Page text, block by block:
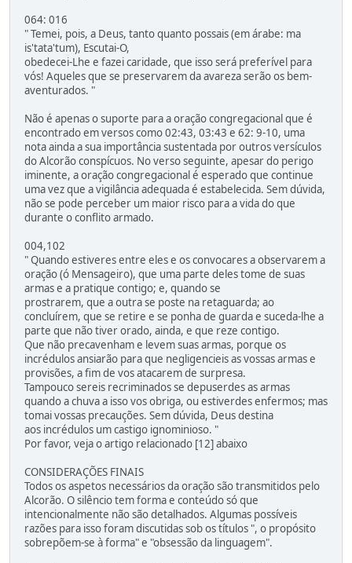
064: 016
" Temei, pois, a Deus, tanto quanto possais (em árabe: ma
is'tata'tum), Escutai-O,
obedecei-Lhe e fazei caridade, que isso será preferível para
vós! Aqueles que se preservarem da avareza serão os bem-
aventurados. "
Não é apenas o suporte para a oração congregacional que é
encontrado em versos como 02:43, 03:43 e 62: 9-10, uma
nota ainda a sua importância sustentada por outros versículos
do Alcorão conspícuos. No verso seguinte, apesar do perigo
iminente, a oração congregacional é esperado que continue
uma vez que a vigilância adequada é estabelecida. Sem dúvida,
não se pode perceber um maior risco para a vida do que
durante o conflito armado.
004,102
" Quando estiveres entre eles e os convocares a observarem a
oração (ó Mensageiro), que uma parte deles tome de suas
armas e a pratique contigo; e, quando se
prostrarem, que a outra se poste na retaguarda; ao
concluírem, que se retire e se ponha de guarda e suceda-lhe a
parte que não tiver orado, ainda, e que reze contigo.
Que não precavenham e levem suas armas, porque os
incrédulos ansiarão para que negligencieis as vossas armas e
provisões, a fim de vos atacarem de surpresa.
Tampouco sereis recriminados se depuserdes as armas
quando a chuva a isso vos obriga, ou estiverdes enfermos; mas
tomai vossas precauções. Sem dúvida, Deus destina
aos incrédulos um castigo ignominioso. "
Por favor, veja o artigo relacionado [12] abaixo
CONSIDERAÇÕES FINAIS
Todos os aspetos necessários da oração são transmitidos pelo
Alcorão. O silêncio tem forma e conteúdo só que
intencionalmente não são detalhados. Algumas possíveis
razões para isso foram discutidas sob os títulos ", o propósito
sobrepõem-se à forma" e "obsessão da linguagem".